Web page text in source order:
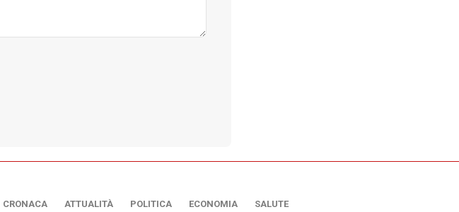
CRONACA ATTUALITÀ POLITICA ECONOMIA SALUTE